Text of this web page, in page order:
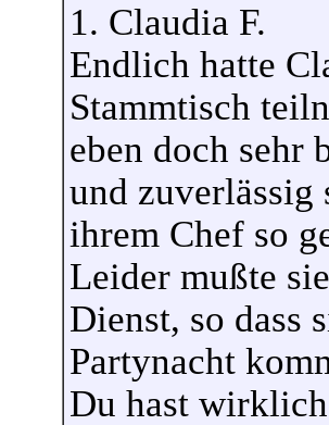
1. Claudia F.
Endlich hatte
Stammtisch
eben doch sehr
und zuverlässig
ihrem Chef so
Leider mußte
Dienst, so dass
Partynacht
Du hast